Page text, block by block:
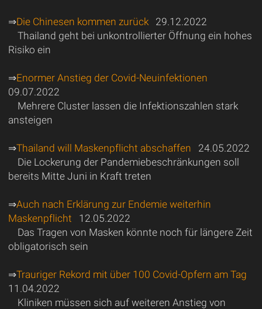
⇒Die Chinesen kommen zurück29.12.2022
Thailand geht bei unkontrollierter Öffnung ein hohes
Risiko ein
⇒Enormer Anstieg der Covid-Neuinfektionen
09.07.2022
Mehrere Cluster lassen die Infektionszahlen stark
ansteigen
⇒Thailand will Maskenpflicht abschaffen 24.05.2022
Die Lockerung der Pandemiebeschränkungen soll
bereits Mitte Juni in Kraft treten
⇒Auch nach Erklärung zur Endemie weiterhin
Maskenpflicht
12.05.2022
Das Tragen von Masken könnte noch für längere Zeit
obligatorisch sein
⇒Trauriger Rekord mit über 100 Covid-Opfern am Tag
11.04.2022
Kliniken müssen sich auf weiteren Anstieg von